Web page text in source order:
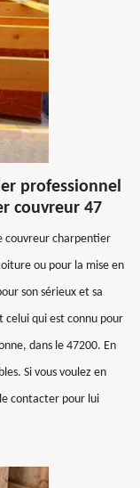
professionnel
couvreur 47
couvreur charpentier
ou pour la mise en
son sérieux et sa
celui qui est connu pour
dans le 47200. En
Si vous voulez en
contacter pour lui